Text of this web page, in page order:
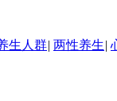
生人群| 两性养生|